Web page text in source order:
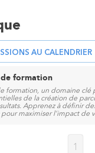
AU CALENDRIER
formation
formation, un domaine
de la création de
Apprenez à définir
maximiser l’impact de
1